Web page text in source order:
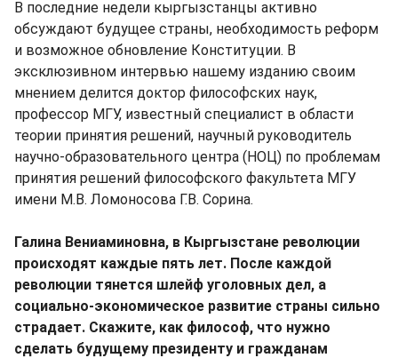
В последние недели кыргызстанцы активно
обсуждают будущее страны, необходимость реформ
и возможное обновление Конституции. В
эксклюзивном интервью нашему изданию своим
мнением делится доктор философских наук,
профессор МГУ, известный специалист в области
теории принятия решений, научный руководитель
научно-образовательного центра (НОЦ) по проблемам
принятия решений философского факультета МГУ
имени М.В. Ломоносова Г.В. Сорина.
Галина Вениаминовна, в Кыргызстане революции
происходят каждые пять лет. После каждой
революции тянется шлейф уголовных дел, а
социально-экономическое развитие страны сильно
страдает. Скажите, как философ, что нужно
сделать будущему президенту и гражданам